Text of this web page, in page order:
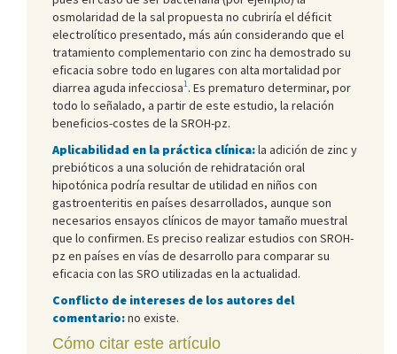
osmolaridad de la sal propuesta no cubriría el déficit
electrolítico presentado, más aún considerando que el
tratamiento complementario con zinc ha demostrado su
eficacia sobre todo en lugares con alta mortalidad por
diarrea aguda infecciosa1. Es prematuro determinar, por
todo lo señalado, a partir de este estudio, la relación
beneficios-costes de la SROH-pz.
Aplicabilidad en la práctica clínica:la adición de zinc y
prebióticos a una solución de rehidratación oral
hipotónica podría resultar de utilidad en niños con
gastroenteritis en países desarrollados, aunque son
necesarios ensayos clínicos de mayor tamaño muestral
que lo confirmen. Es preciso realizar estudios con SROH-
pz en países en vías de desarrollo para comparar su
eficacia con las SRO utilizadas en la actualidad.
Conflicto de intereses de los autores del
comentario:no existe.
Cómo citar este artículo